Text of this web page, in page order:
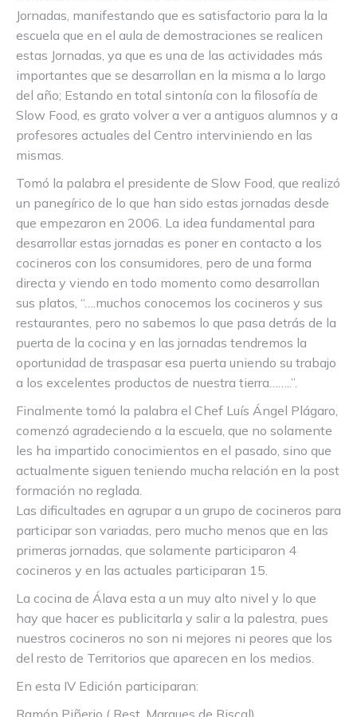
Jornadas, manifestando que es satisfactorio para la la
escuela que en el aula de demostraciones se realicen
estas Jornadas, ya que es una de las actividades más
importantes que se desarrollan en la misma a lo largo
del año; Estando en total sintonía con la filosofía de
Slow Food, es grato volver a ver a antiguos alumnos y a
profesores actuales del Centro interviniendo en las
mismas.
Tomó la palabra el presidente de Slow Food, que realizó
un panegírico de lo que han sido estas jornadas desde
que empezaron en 2006. La idea fundamental para
desarrollar estas jornadas es poner en contacto a los
cocineros con los consumidores, pero de una forma
directa y viendo en todo momento como desarrollan
sus platos, “….muchos conocemos los cocineros y sus
restaurantes, pero no sabemos lo que pasa detrás de la
puerta de la cocina y en las jornadas tendremos la
oportunidad de traspasar esa puerta uniendo su trabajo
a los excelentes productos de nuestra tierra……..”.
Finalmente tomó la palabra el Chef Luís Ángel Plágaro,
comenzó agradeciendo a la escuela, que no solamente
les ha impartido conocimientos en el pasado, sino que
actualmente siguen teniendo mucha relación en la post
formación no reglada.
Las dificultades en agrupar a un grupo de cocineros para
participar son variadas, pero mucho menos que en las
primeras jornadas, que solamente participaron 4
cocineros y en las actuales participaran 15.
La cocina de Álava esta a un muy alto nivel y lo que
hay que hacer es publicitarla y salir a la palestra, pues
nuestros cocineros no son ni mejores ni peores que los
del resto de Territorios que aparecen en los medios.
En esta IV Edición participaran:
Ramón Piñerio ( Rest. Marques de Riscal).